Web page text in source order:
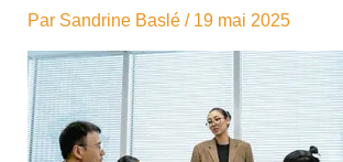
Par Sandrine Baslé / 19 mai 2025